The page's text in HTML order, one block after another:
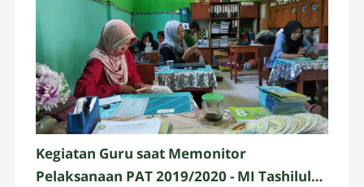
Kegiatan Guru saat Memonitor
Pelaksanaan PAT 2019/2020 - MI Tashilul